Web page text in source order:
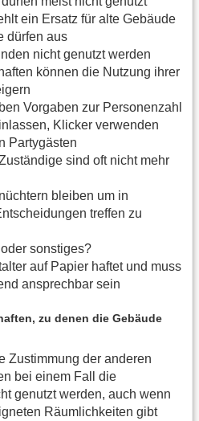
ein Ersatz für alte Gebäude
dürfen aus
nicht genutzt werden
können die Nutzung ihrer
Vorgaben zur Personenzahl
Klicker verwenden
Partygästen
sind oft nicht mehr
bleiben um in
treffen zu
oder sonstiges?
auf Papier haftet und muss
ansprechbar sein
zu denen die Gebäude
Zustimmung der anderen
bei einem Fall die
genutzt werden, auch wenn
Räumlichkeiten gibt